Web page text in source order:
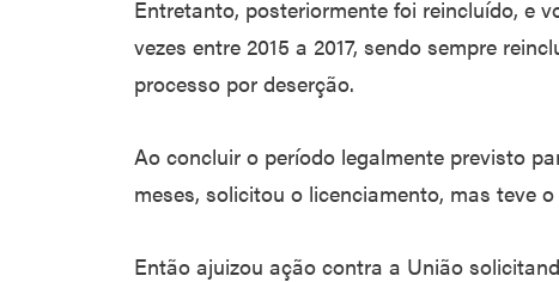
Entretanto, posteriormente foi reincluído, e
vezes entre 2015 a 2017, sendo sempre
processo por deserção.
Ao concluir o período legalmente previsto
meses, solicitou o licenciamento, mas teve
Então ajuizou ação contra a União